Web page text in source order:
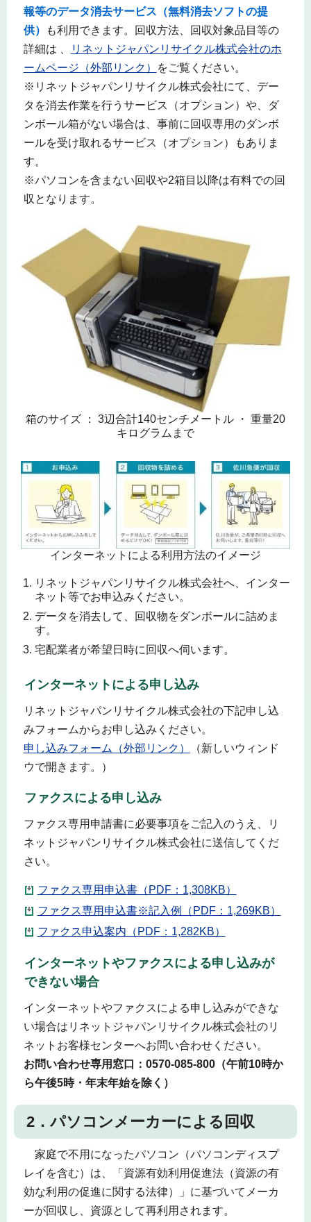
報等のデータ消去サービス（無料消去ソフトの提
供）
も利用できます。回収方法、回収対象品目等の
詳細は 、
リネットジャパンリサイクル株式会社のホ
ームページ（外部リンク）
をご覧ください。
※リネットジャパンリサイクル株式会社にて、デー
タを消去作業を行うサービス（オプション）や、ダ
ンボール箱がない場合は、事前に回収専用のダンボ
ールを受け取れるサービス（オプション）もありま
す。
※パソコンを含まない回収や2箱目以降は有料での回
収となります。
箱のサイズ ： 3辺合計140センチメートル ・ 重量20
キログラムまで
インターネットによる利用方法のイメージ
リネットジャパンリサイクル株式会社へ、インター
ネット等でお申込みください。
データを消去して、回収物をダンボールに詰めま
す。
宅配業者が希望日時に回収へ伺います。
インターネットによる申し込み
リネットジャパンリサイクル株式会社の下記申し込
みフォームからお申し込みください。
申し込みフォーム（外部リンク）
（新しいウィンド
ウで開きます。）
ファクスによる申し込み
ファクス専用申請書に必要事項をご記入のうえ、リ
ネットジャパンリサイクル株式会社に送信してくだ
さい。
ファクス専用申込書（PDF：1,308KB）
ファクス専用申込書※記入例（PDF：1,269KB）
ファクス申込案内（PDF：1,282KB）
インターネットやファクスによる申し込みが
できない場合
インターネットやファクスによる申し込みができな
い場合はリネットジャパンリサイクル株式会社のリ
ネットお客様センターへお問い合わせください。
お問い合わせ専用窓口：0570-085-800（午前10時か
ら午後5時・年末年始を除く）
2．パソコンメーカーによる回収
家庭で不用になったパソコン（パソコンディスプ
レイを含む）は、「資源有効利用促進法（資源の有
効な利用の促進に関する法律）」に基づいてメーカ
ーが回収し、資源として再利用されます。